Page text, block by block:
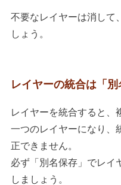
不要なレイヤーは消して
しょう。
レイヤーの統合は「別
レイヤーを統合すると、
一つのレイヤーになり、
正できません。
必ず「別名保存」でレイ
しましょう。